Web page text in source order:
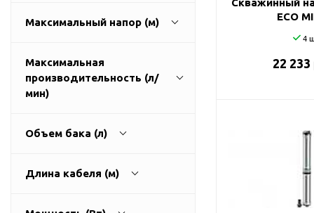
давления
насосы фланцевые
Циркуляционные
насосы (сухой ротор)
давления
насосы для ГВС
Максимальный напор (м)
1
Максимальная
производительность (л/
мин)
Объем бака (л)
Длина кабеля (м)
Скважинный
ECO
4
22 233